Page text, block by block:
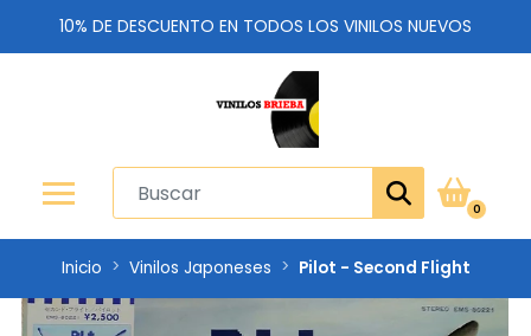
10% DE DESCUENTO EN TODOS LOS VINILOS NUEVOS
0
Inicio Vinilos Japoneses Pilot - Second Flight